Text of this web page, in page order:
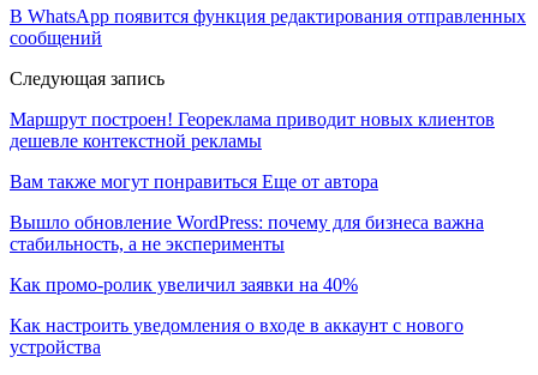
В WhatsApp появится функция редактирования отправленных
сообщений
Следующая запись
Маршрут построен! Геореклама приводит новых клиентов
дешевле контекстной рекламы
Вам также могут понравиться Еще от автора
Вышло обновление WordPress: почему для бизнеса важна
стабильность, а не эксперименты
Как промо-ролик увеличил заявки на 40%
Как настроить уведомления о входе в аккаунт с нового
устройства